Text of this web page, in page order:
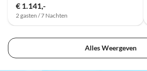
€ 1.141,-
2 gasten / 7 Nachten
Alles Weergeven